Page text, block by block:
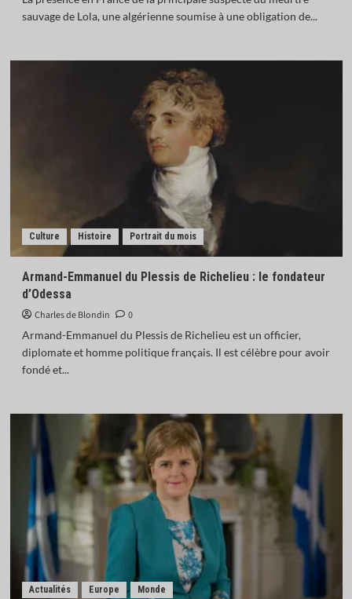
sauvage de Lola, une algérienne soumise à une obligation de...
Culture Histoire Portrait du mois
Armand-Emmanuel du Plessis de Richelieu : le fondateur
d’Odessa
Charles de Blondin
0
Armand-Emmanuel du Plessis de Richelieu est un officier,
diplomate et homme politique français. Il est célèbre pour avoir
fondé et...
Actualités Europe Monde